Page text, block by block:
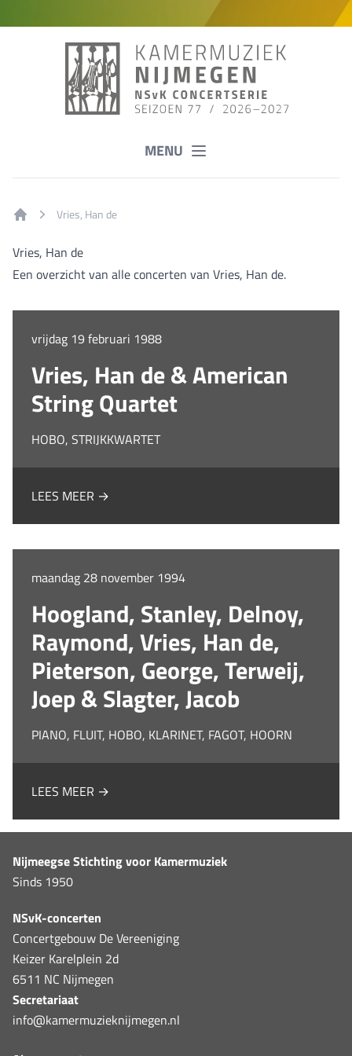
MENU
Vries, Han de
Vries, Han de
Een overzicht van alle concerten van Vries, Han de.
vrijdag 19 februari 1988
Vries, Han de & American
String Quartet
HOBO, STRIJKKWARTET
LEES MEER →
maandag 28 november 1994
Hoogland, Stanley, Delnoy,
Raymond, Vries, Han de,
Pieterson, George, Terweij,
Joep & Slagter, Jacob
PIANO, FLUIT, HOBO, KLARINET, FAGOT, HOORN
LEES MEER →
Nijmeegse Stichting voor Kamermuziek
Sinds 1950
NSvK-concerten
Concertgebouw De Vereeniging
Keizer Karelplein 2d
6511 NC Nijmegen
Secretariaat
info@kamermuzieknijmegen.nl